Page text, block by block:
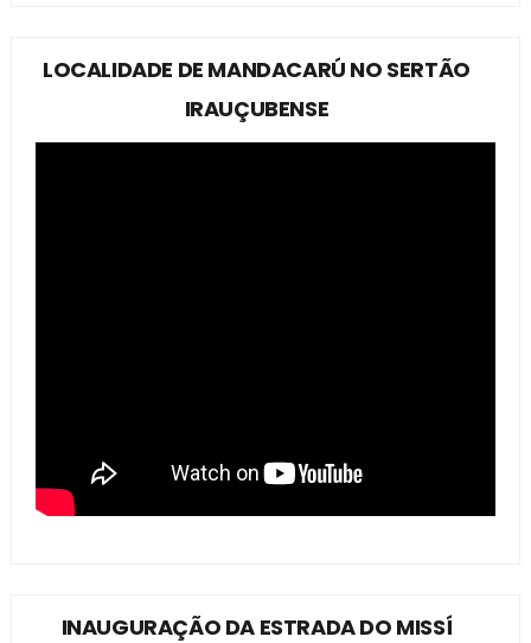
LOCALIDADE DE MANDACARÚ NO SERTÃO
IRAUÇUBENSE
INAUGURAÇÃO DA ESTRADA DO MISSÍ